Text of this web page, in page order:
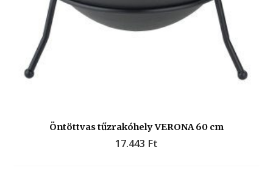
Öntöttvas tűzrakóhely VERONA 60 cm
17.443 Ft